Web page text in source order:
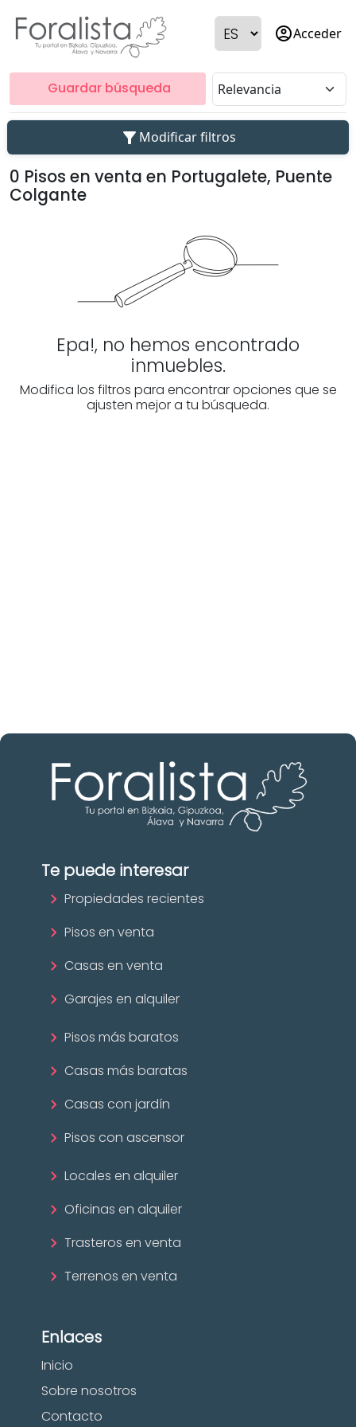
account_circleAcceder
Guardar búsqueda
filter_alt Modificar filtros
0 Pisos en venta en Portugalete, Puente
Colgante
Epa!, no hemos encontrado
inmuebles.
Modifica los filtros para encontrar opciones que se
ajusten mejor a tu búsqueda.
Te puede interesar
Propiedades recientes
Pisos en venta
Casas en venta
Garajes en alquiler
Pisos más baratos
Casas más baratas
Casas con jardín
Pisos con ascensor
Locales en alquiler
Oficinas en alquiler
Trasteros en venta
Terrenos en venta
Enlaces
Inicio
Sobre nosotros
Contacto